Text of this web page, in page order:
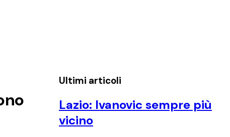
Ultimi articoli
Lazio: Ivanovic sempre più
vicino